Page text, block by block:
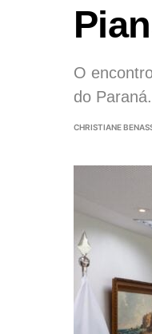
O
do Paraná.
CHRISTIANE